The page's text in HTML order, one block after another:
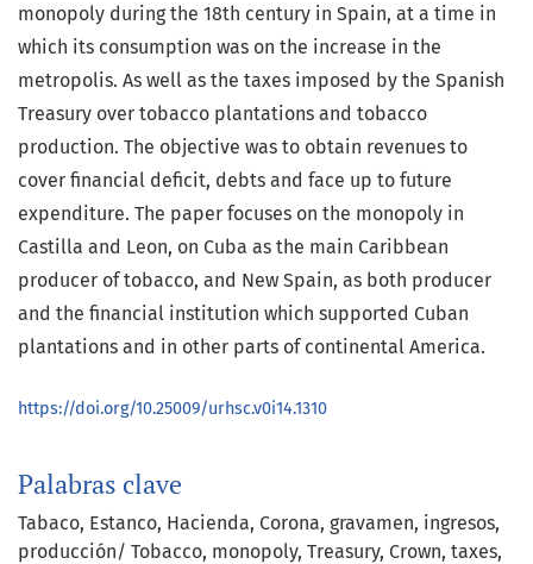
Palabras clave
Tabaco Estanco Hacienda Corona gravamen ingresos
producción/ Tobacco monopoly Treasury Crown taxes
monopoly during the 18th century in Spain, at a time in
which its consumption was on the increase in the
metropolis. As well as the taxes imposed by the Spanish
Treasury over tobacco plantations and tobacco
production. The objective was to obtain revenues to
cover financial deficit, debts and face up to future
expenditure. The paper focuses on the monopoly in
Castilla and Leon, on Cuba as the main Caribbean
producer of tobacco, and New Spain, as both producer
and the financial institution which supported Cuban
plantations and in other parts of continental America.
https://doi.org/10.25009/urhsc.v0i14.1310